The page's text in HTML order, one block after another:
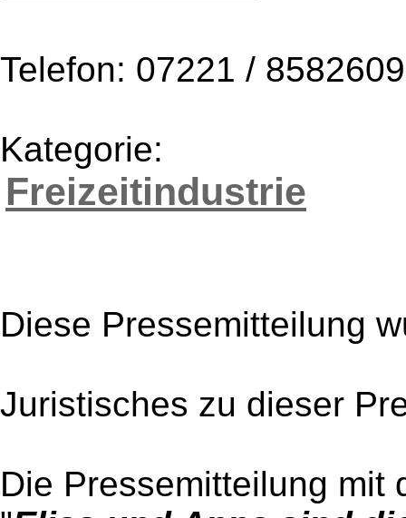
Telefon: 07221 /
Kategorie:
Freizeitindustrie
Diese Pressemitteilung
Juristisches zu dieser
Die Pressemitteilung mit